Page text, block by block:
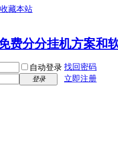
收藏本站
自动登录 找回密码
登录 立即注册